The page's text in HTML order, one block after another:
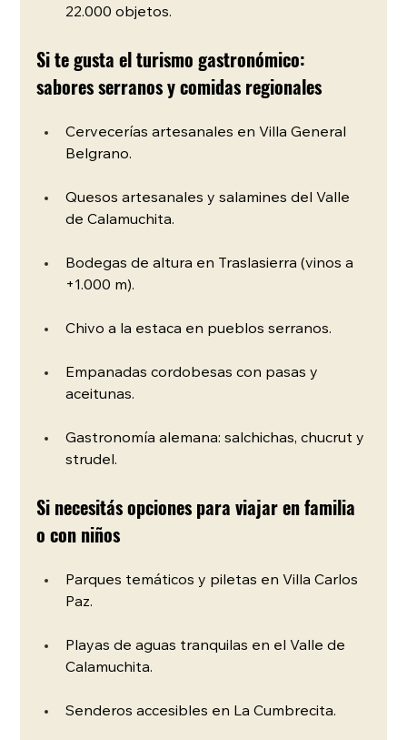
22.000 objetos.
Si te gusta el turismo gastronómico:
sabores serranos y comidas regionales
Cervecerías artesanales en Villa General
Belgrano.
Quesos artesanales y salamines del Valle
de Calamuchita.
Bodegas de altura en Traslasierra (vinos a
+1.000 m).
Chivo a la estaca en pueblos serranos.
Empanadas cordobesas con pasas y
aceitunas.
Gastronomía alemana: salchichas, chucrut y
strudel.
Si necesitás opciones para viajar en familia
o con niños
Parques temáticos y piletas en Villa Carlos
Paz.
Playas de aguas tranquilas en el Valle de
Calamuchita.
Senderos accesibles en La Cumbrecita.